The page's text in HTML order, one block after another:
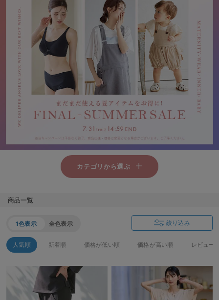
マタニティ アウター（コート）・ママコート
産褥ショーツ
骨盤・マタニティベルト （妊娠中・産後）
産後 ガードル インナー
マタニティ 腹巻き
【アウトレット】インナー
【アウトレット】ベビー
冷房対策
接触冷感素材
Tシャツブラ
ブラトップ
親子セット
快適機能ウェア特集 トップス
快適機能ウェア特集 ボトムス
快適機能ウェア特集 パジャマ
erbaviva（エルバビーバ）
冬に可愛いニットがお得！
親子コーデ｜ママとベビーにおすすめ！
便利な育児家電
パジャマ
インナー
雑貨
ベビー
MAX55%OFF ブラック
ツィード派
王道シンプル派
セットアップ派
セット
ワーク・オフィス
カジュアル
フォーマル / オケー
あったかアイテム｜
女の子におススメの
男の子におススメの
定番ギフト
もらって嬉しいギフト
かわいくておもしろ
何枚あっても嬉しい
お部屋映えアイテム
レギンス・タイツ
カップ付きインナー
あったか度◎
裏起毛素材
カテゴリから選ぶ
CLICK
FINALサマーセール
CLICK
FINALサマーセール
インナー
FINALサマーセール
ベビーアイテム
CLICK
商品一覧
1色表示 全色表示 絞り込み
人気順 新着順 価格が低い順 価格が高い順 レビュー